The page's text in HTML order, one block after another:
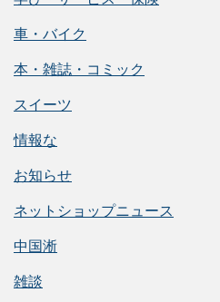
車・バイク
本・雑誌・コミック
スイーツ
情報な
お知らせ
ネットショップニュース
中国淅
雑談